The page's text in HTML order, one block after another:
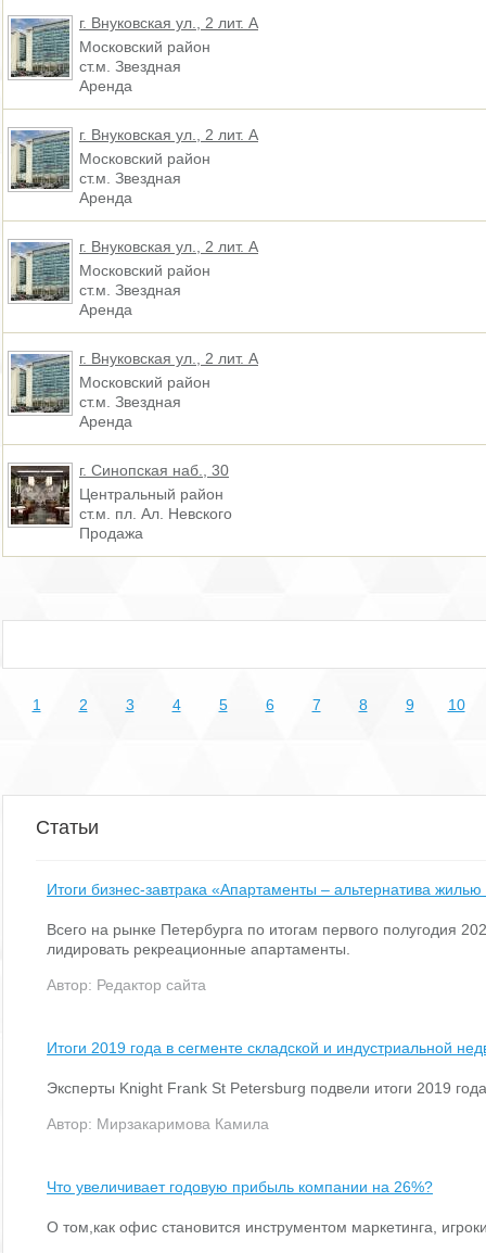
г. Внуковская ул., 2 лит. А
Московский район
ст.м. Звездная
Аренда
г. Внуковская ул., 2 лит. А
Московский район
ст.м. Звездная
Аренда
г. Внуковская ул., 2 лит. А
Московский район
ст.м. Звездная
Аренда
г. Внуковская ул., 2 лит. А
Московский район
ст.м. Звездная
Аренда
г. Синопская наб., 30
Центральный район
ст.м. пл. Ал. Невского
Продажа
1 2 3 4 5 6 7 8 9 10
Статьи
Итоги бизнес-завтрака «Апартаменты – альтернатива
Всего на рынке Петербурга по итогам первого
лидировать рекреационные апартаменты.
Автор: Редактор сайта
Итоги 2019 года в сегменте складской и индустриальной
Эксперты Knight Frank St Petersburg подвели итоги 2019
Автор: Мирзакаримова Камила
Что увеличивает годовую прибыль компании на 26%?
О том,как офис становится инструментом маркетинга,